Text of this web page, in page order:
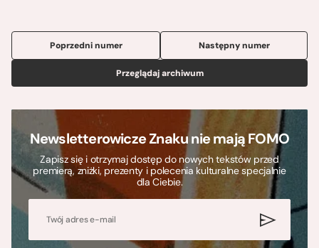
Poprzedni numer
Przeglądaj archiwum
Następny numer
Newsletterowicze Znaku nie mają FOMO
Zapisz się i otrzymaj dostęp do nowych tekstów przed
premierą, zniżki, prezenty i polecenia kulturalne specjalnie
dla Ciebie.